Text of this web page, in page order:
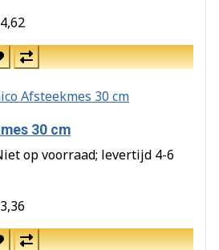
30 cm
op voorraad; levertijd 4-6